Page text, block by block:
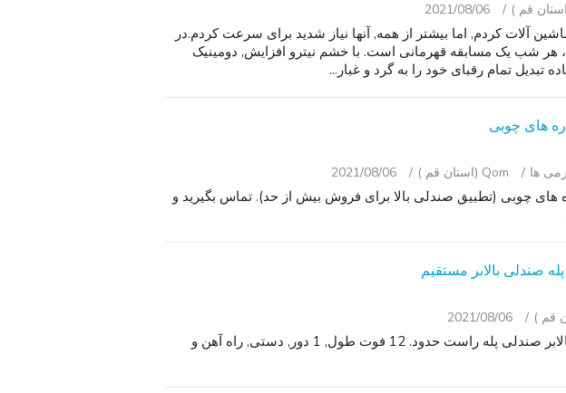
2021/08/06
آلات کردم, اما بیشتر از همه, آنها نیاز شدید برای سرعت کردم.در
هر شب یک مسابقه قهرمانی است. با خشم نیترو افزایش, دومینیک
های چوبی
‌ها Qom (استان قم ) 2021/08/06
های چوبی (تطبیق صندلی بالا برای فروش بیش از حد). تماس بگیرید و
2021/08/06
بلوط سوپر سر خوردن 130 بالابر صندلی پله راست حدود. 12 فوت طول, 1 دور, دستی, راه آهن و